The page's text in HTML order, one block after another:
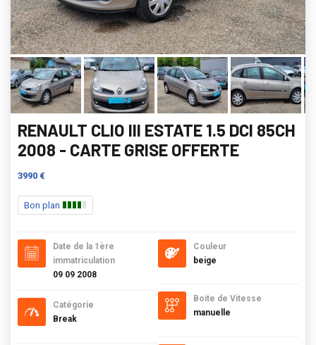
RENAULT CLIO III ESTATE 1.5 DCI 85CH
2008 - CARTE GRISE OFFERTE
3990 €
Bon plan
Date de la 1ère
immatriculation
09 09 2008
Catégorie
Break
Couleur
beige
Boite de Vitesse
manuelle